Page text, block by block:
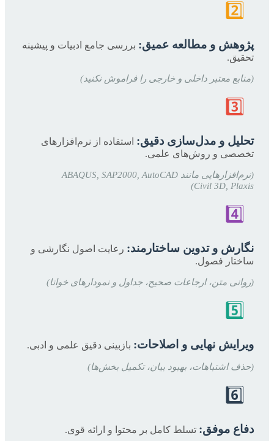
2️⃣
پژوهش و مطالعه عمیق: بررسی جامع ادبیات و پیشینه
تحقیق.
(منابع معتبر داخلی و خارجی را فراموش نکنید)
3️⃣
تحلیل و مدل‌سازی دقیق: استفاده از نرم‌افزارهای
تخصصی و روش‌های علمی.
(نرم‌افزارهایی مانند ABAQUS, SAP2000, AutoCAD
Civil 3D, Plaxis)
4️⃣
نگارش و تدوین ساختارمند: رعایت اصول نگارشی و
ساختار فصول.
(روانی متن، ارجاعات صحیح، جداول و نمودارهای خوانا)
5️⃣
ویرایش نهایی و اصلاحات: بازبینی دقیق علمی و ادبی.
(حذف اشتباهات، بهبود بیان، تکمیل بخش‌ها)
6️⃣
دفاع موفق: تسلط کامل بر محتوا و ارائه قوی.